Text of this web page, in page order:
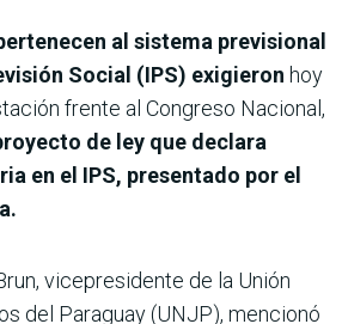
al sistema previsional
Social (IPS) exigieron hoy
frente al Congreso Nacional,
de ley que declara
en el IPS, presentado por el
vicepresidente de la Unión
del Paraguay (UNJP), mencionó